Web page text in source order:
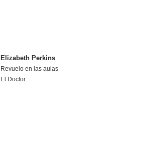
Elizabeth Perkins
Revuelo en las aulas
El Doctor